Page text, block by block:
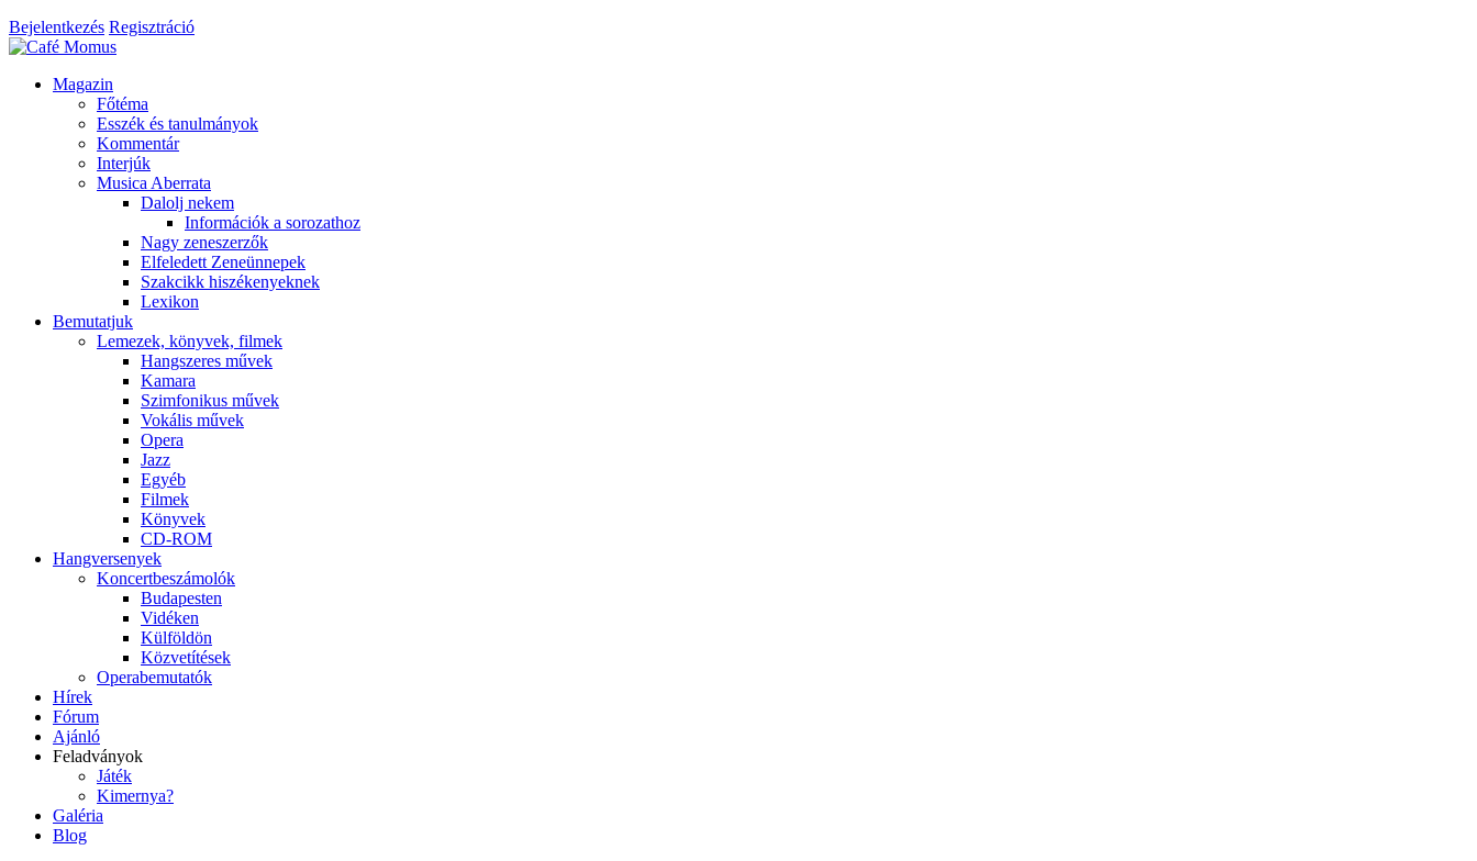
Bejelentkezés Regisztráció
Magazin
Főtéma
Esszék és tanulmányok
Kommentár
Interjúk
Musica Aberrata
Dalolj nekem
Információk a sorozathoz
Nagy zeneszerzők
Elfeledett Zeneünnepek
Szakcikk hiszékenyeknek
Lexikon
Bemutatjuk
Lemezek, könyvek, filmek
Hangszeres művek
Kamara
Szimfonikus művek
Vokális művek
Opera
Jazz
Egyéb
Filmek
Könyvek
CD-ROM
Hangversenyek
Koncertbeszámolók
Budapesten
Vidéken
Külföldön
Közvetítések
Operabemutatók
Hírek
Fórum
Ajánló
Feladványok
Játék
Kimernya?
Galéria
Blog